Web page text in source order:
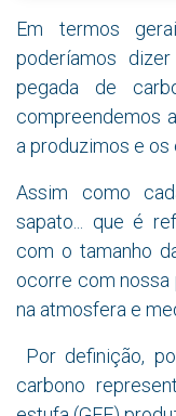
Em termos
poderíamos
pegada de
compreendemos
a produzimos e os
Assim como
sapato... que é
com o tamanho
ocorre com nossa
na atmosfera e
Por definição,
carbono